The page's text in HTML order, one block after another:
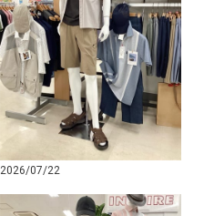
2026/07/22